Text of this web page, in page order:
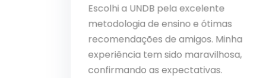
Escolhi a UNDB pela excelente
metodologia de ensino e ótimas
recomendações de amigos. Minha
experiência tem sido maravilhosa,
confirmando as expectativas.
sinto